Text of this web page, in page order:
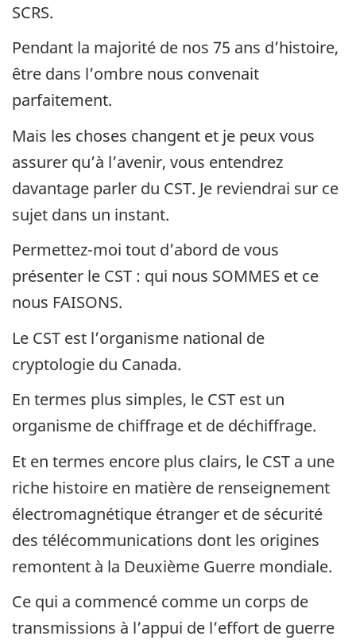
SCRS.
Pendant la majorité de nos 75 ans d’histoire,
être dans l’ombre nous convenait
parfaitement.
Mais les choses changent et je peux vous
assurer qu’à l’avenir, vous entendrez
davantage parler du CST. Je reviendrai sur ce
sujet dans un instant.
Permettez-moi tout d’abord de vous
présenter le CST : qui nous SOMMES et ce
nous FAISONS.
Le CST est l’organisme national de
cryptologie du Canada.
En termes plus simples, le CST est un
organisme de chiffrage et de déchiffrage.
Et en termes encore plus clairs, le CST a une
riche histoire en matière de renseignement
électromagnétique étranger et de sécurité
des télécommunications dont les origines
remontent à la Deuxième Guerre mondiale.
Ce qui a commencé comme un corps de
transmissions à l’appui de l’effort de guerre